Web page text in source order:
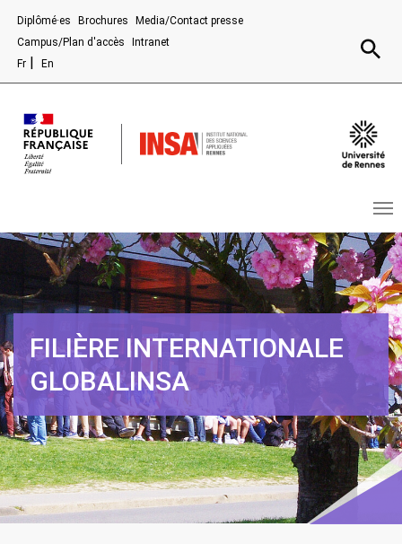
Diplômé·es Brochures
Media/Contact presse
Campus/Plan d'accès
Intranet
Fr
En
FILIÈRE INTERNATIONALE
GLOBALINSA